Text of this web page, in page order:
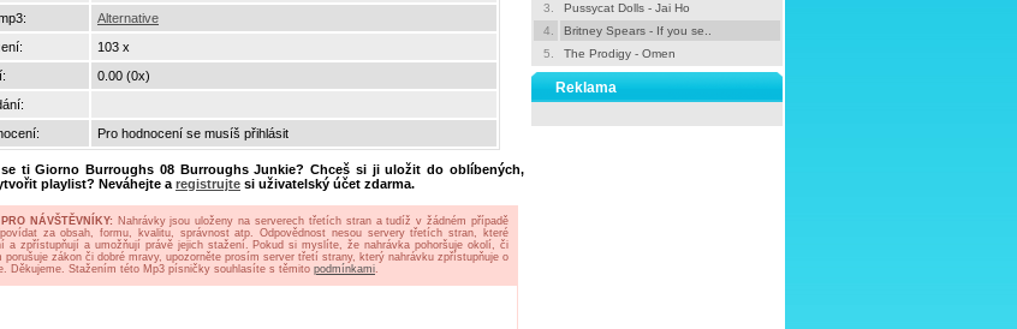
Alternative
103 x
0.00 (0x)
Pro hodnocení se musíš přihlásit
se tiGiorno Burroughs 08 Burroughs Junkie? Chceš si ji uložit do oblíbených,
playlist? Neváhejte a registrujte si uživatelský účet zdarma.
NÁVŠTĚVNÍKY: Nahrávky jsou uloženy na serverech třetích stran a tudíž v žádném případě
za obsah, formu, kvalitu, správnost atp. Odpovědnost nesou servery třetích stran, které
a zpřístupňují a umožňují právě jejich stažení. Pokud si myslíte, že nahrávka pohoršuje okolí, či
porušuje zákon či dobré mravy, upozorněte prosím server třetí strany, který nahrávku zpřístupňuje o
Děkujeme. Stažením této Mp3 písničky souhlasíte s těmito podmínkami.
3.
Pussycat Dolls - Jai Ho
4.
Britney Spears - If you se..
5.
The Prodigy - Omen
Reklama